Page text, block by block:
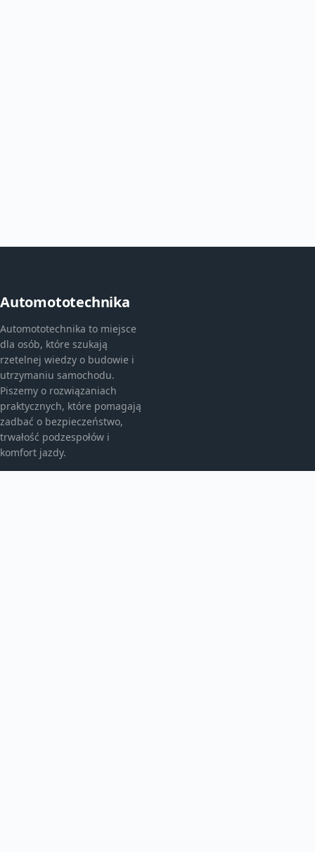
Automototechnika
Automototechnika to miejsce
dla osób, które szukają
rzetelnej wiedzy o budowie i
utrzymaniu samochodu.
Piszemy o rozwiązaniach
praktycznych, które pomagają
zadbać o bezpieczeństwo,
trwałość podzespołów i
komfort jazdy.